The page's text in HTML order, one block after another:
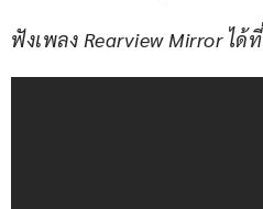
ฟังเพลง Rearview Mirror ได้ที่